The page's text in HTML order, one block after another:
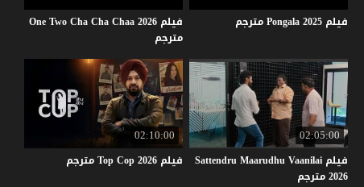
فيلم Pongala2025 مترجم
فيلم One Two Cha Cha Chaa 2026
مترجم
02:05:00
فيلم Sattendru Maarudhu Vaanilai
2026 مترجم
02:10:00
فيلم TopCop2026 مترجم